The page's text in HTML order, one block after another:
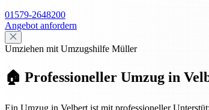
01579-2648200
Angebot anfordern
Umziehen mit Umzugshilfe Müller
🏠 Professioneller Umzug in
Ein Umzug in Velbert ist mit professioneller